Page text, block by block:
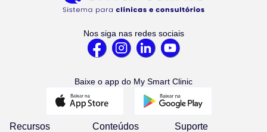
Nos siga nas redes sociais
Baixe o app do My Smart Clinic
Recursos Conteúdos Suporte